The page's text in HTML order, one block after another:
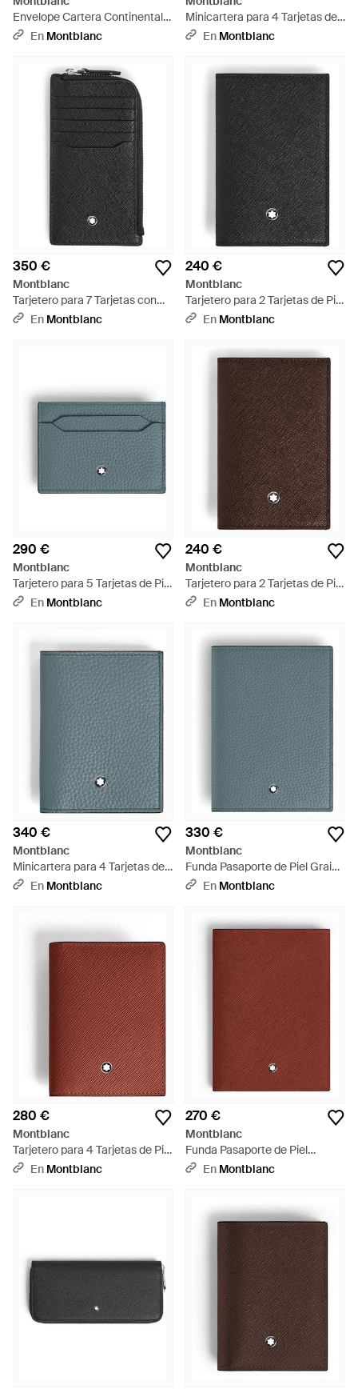
Envelope Cartera Continental
Fina - Negro
En Montblanc
Minicartera para 4 Tarjetas de
Piel Grain - Negro
En Montblanc
350 €
Montblanc
Tarjetero para 7 Tarjetas con
Cremallera de Piel Sartorial -
En Montblanc
240 €
Montblanc
Tarjetero para 2 Tarjetas de Piel
Sartorial - Negro
En Montblanc
290 €
Montblanc
Tarjetero para 5 Tarjetas de Piel
Grain - Azul
En Montblanc
240 €
Montblanc
Tarjetero para 2 Tarjetas de Piel
Sartorial - Marrón
En Montblanc
340 €
Montblanc
Minicartera para 4 Tarjetas de
Piel Grain - Azul
En Montblanc
330 €
Montblanc
Funda Pasaporte de Piel Grain -
Verde
En Montblanc
280 €
Montblanc
Tarjetero para 4 Tarjetas de Piel
Sartorial - Rojo
En Montblanc
270 €
Montblanc
Funda Pasaporte de Piel
Sartorial - Rojo
En Montblanc